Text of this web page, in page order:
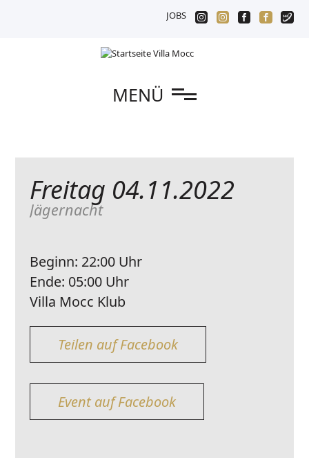
JOBS
MENÜ
Freitag 04.11.2022
Jägernacht
Beginn: 22:00 Uhr
Ende: 05:00 Uhr
Villa Mocc Klub
Teilen auf Facebook
Event auf Facebook